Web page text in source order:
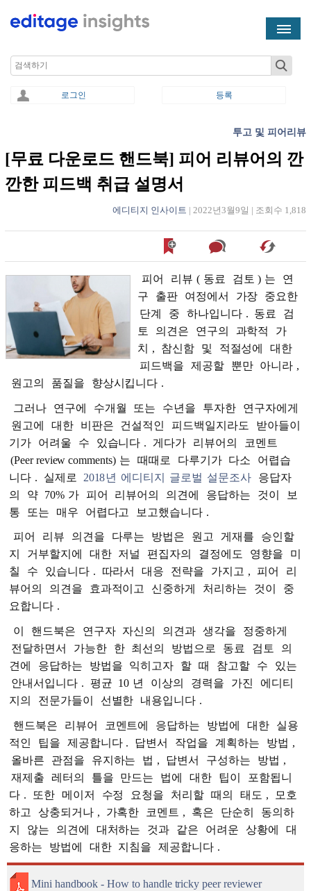
Search
로그인 등록
투고 및 피어리뷰
[무료 다운로드 핸드북] 피어 리뷰어의 깐
깐한 피드백 취급 설명서
에디티지 인사이트 | 2022년3월9일 | 조회수 1,818
피어 리뷰 ( 동료 검토 ) 는
연
구
출판 여정에서 가장
중요한
단계
중 하나입니다 . 동료
검
토
의견은 연구의 과학적
가
치
, 참신함 및 적절성에
대한
피드백을
제공할 뿐만 아니라 ,
원고의
품질을 향상시킵니다 .
그러나 연구에 수개월 또는 수년을 투자한
연구자에게
원고에
대한 비판은 건설적인 피드백일지라도
받아들이
기가
어려울 수 있습니다 . 게다가 리뷰어의
코멘트
(Peer review comments) 는 때때로 다루기가 다소
어렵습
니다 . 실제로 2018년 에디티지 글로벌 설문조사
응답자
의
약 70% 가 피어 리뷰어의 의견에 응답하는 것이
보
통
또는 매우 어렵다고 보고했습니다 .
피어 리뷰 의견을 다루는 방법은 원고 게재를
승인할
지
거부할지에 대한 저널 편집자의 결정에도 영향을
미
칠
수 있습니다 . 따라서 대응 전략을 가지고 , 피어
리
뷰어의
의견을 효과적이고 신중하게 처리하는 것이
중
요합니다 .
이 핸드북은 연구자 자신의 의견과 생각을
정중하게
전달하면서
가능한 한 최선의 방법으로 동료 검토
의
견에
응답하는 방법을 익히고자 할 때 참고할 수
있는
안내서입니다 . 평균 10 년 이상의 경력을 가진
에디티
지의
전문가들이 선별한 내용입니다 .
핸드북은 리뷰어 코멘트에 응답하는 방법에 대한
실용
적인
팁을 제공합니다 . 답변서 작업을 계획하는 방법 ,
올바른
관점을 유지하는 법 , 답변서 구성하는 방법 ,
재제출
레터의 틀을 만드는 법에 대한 팁이
포함됩니
다 . 또한 메이저 수정 요청을 처리할 때의 태도 ,
모호
하고
상충되거나 , 가혹한 코멘트 , 혹은 단순히
동의하
지
않는 의견에 대처하는 것과 같은 어려운 상황에
대
응하는
방법에 대한 지침을 제공합니다 .
Mini handbook - How to handle tricky peer reviewer